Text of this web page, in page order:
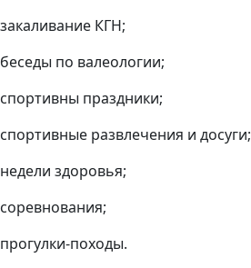
закаливание КГН;
беседы по валеологии;
спортивны праздники;
спортивные развлечения и досуги;
недели здоровья;
соревнования;
прогулки-походы.